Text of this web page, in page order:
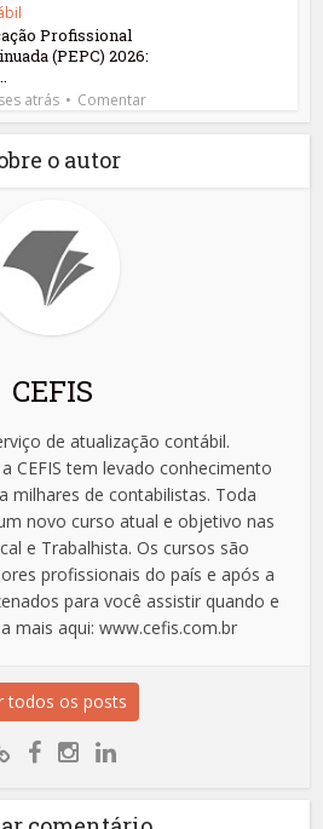
Profissional
(PEPC) 2026:
atrás Comentar
o autor
CEFIS
de atualização contábil.
CEFIS tem levado conhecimento
milhares de contabilistas. Toda
novo curso atual e objetivo nas
e Trabalhista. Os cursos são
profissionais do país e após a
para você assistir quando e
mais aqui: www.cefis.com.br
todos os posts